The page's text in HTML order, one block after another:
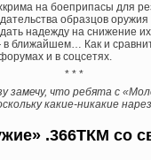
на боеприпасы для
образцов
надежду на снижение
ближайшем… Как и
и в соцсетях.
* * *
замечу, что ребята с
какие-никакие
.366ТКМ со